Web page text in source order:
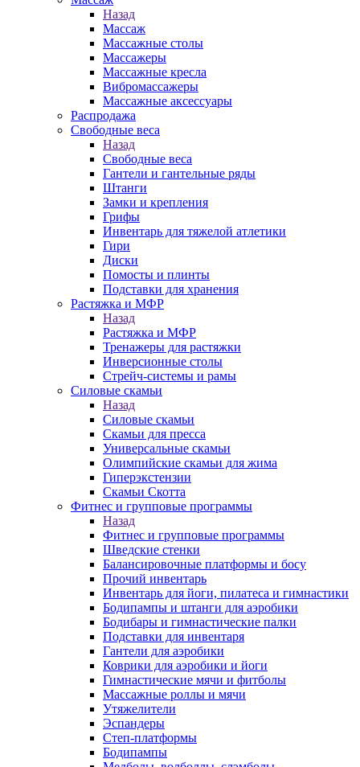
Назад
Массаж
Массажные столы
Массажеры
Массажные кресла
Вибромассажеры
Массажные аксессуары
Распродажа
Свободные веса
Назад
Свободные веса
Гантели и гантельные ряды
Штанги
Замки и крепления
Грифы
Инвентарь для тяжелой атлетики
Гири
Диски
Помосты и плинты
Подставки для хранения
Растяжка и МФР
Назад
Растяжка и МФР
Тренажеры для растяжки
Инверсионные столы
Стрейч-системы и рамы
Силовые скамьи
Назад
Силовые скамьи
Скамьи для пресса
Универсальные скамьи
Олимпийские скамьи для жима
Гиперэкстензии
Скамьи Скотта
Фитнес и групповые программы
Назад
Фитнес и групповые программы
Шведские стенки
Балансировочные платформы и босу
Прочий инвентарь
Инвентарь для йоги, пилатеса и гимнастики
Бодипампы и штанги для аэробики
Бодибары и гимнастические палки
Подставки для инвентаря
Гантели для аэробики
Коврики для аэробики и йоги
Гимнастические мячи и фитболы
Массажные роллы и мячи
Утяжелители
Эспандеры
Степ-платформы
Бодипампы